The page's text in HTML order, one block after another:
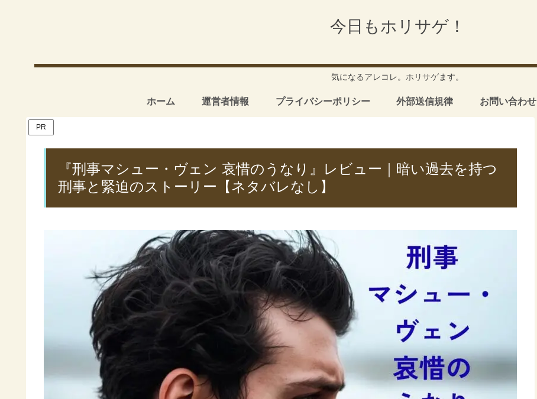
今日もホリサゲ！
気になるアレコレ。ホリサゲます。
ホーム 運営者情報 プライバシーポリシー 外部送信規律 お問い合わせ
PR
『刑事マシュー・ヴェン 哀惜のうなり』レビュー｜暗い過去を持つ
刑事と緊迫のストーリー【ネタバレなし】